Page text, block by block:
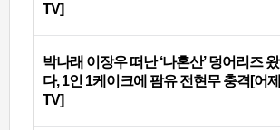
TV]
박나래 이장우 떠난 ‘나혼산’ 덩어리즈 왔
다, 1인 1케이크에 팜유 전현무 충격[어제
TV]